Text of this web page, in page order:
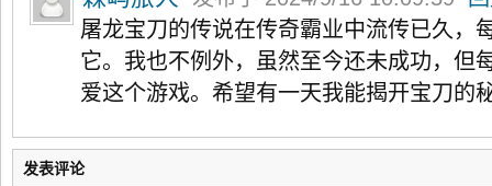
屠龙宝刀的传说在传奇霸业中流传已久，
它。我也不例外，虽然至今还未成功，但
爱这个游戏。希望有一天我能揭开宝刀的
发表评论